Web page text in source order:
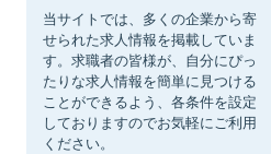
当サイトでは、多くの企業から寄
せられた求人情報を掲載していま
す。求職者の皆様が、自分にぴっ
たりな求人情報を簡単に見つける
ことができるよう、各条件を設定
しておりますのでお気軽にご利用
ください。